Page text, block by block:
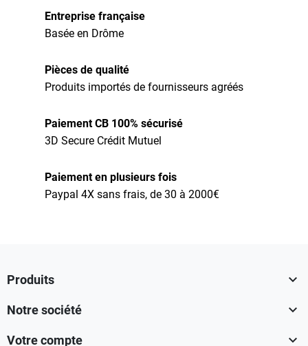
Entreprise française
Basée en Drôme
Pièces de qualité
Produits importés de fournisseurs agréés
Paiement CB 100% sécurisé
3D Secure Crédit Mutuel
Paiement en plusieurs fois
Paypal 4X sans frais, de 30 à 2000€
Produits 
Notre société 
Votre compte 